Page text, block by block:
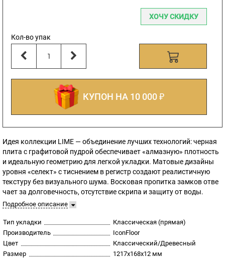
ХОЧУ СКИДКУ
Кол-во упак
КУПОН НА 10 000 ₽
Идея коллекции LIME — объединение лучших технологий: черная
плита с графитовой пудрой обеспечивает «алмазную» плотность
и идеальную геометрию для легкой укладки. Матовые дизайны
уровня «селект» с тиснением в регистр создают реалистичную
текстуру без визуального шума. Восковая пропитка замков отве
чает за долговечность, отсутствие скрипа и защиту от воды.
Подробное описание
Тип укладки
Классическая (прямая)
Производитель
IconFloor
Цвет
Классический/Древесный
Размер
1217х168х12 мм